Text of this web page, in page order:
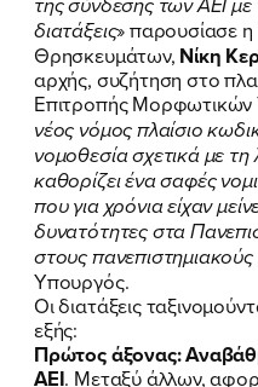
διατάξεις» παρουσίασε
Θρησκευμάτων, Νίκη
αρχής, συζήτηση στο
Επιτροπής Μορφωτικών
νέος νόμος πλαίσιο
νομοθεσία σχετικά με τη
καθορίζει ένα σαφές
που για χρόνια είχαν
δυνατότητες στα
στους πανεπιστημιακούς
Υπουργός.
Οι διατάξεις
εξής:
Πρώτος άξονας:
ΑΕΙ. Μεταξύ άλλων,